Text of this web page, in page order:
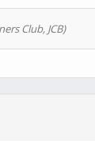
Club, JCB)